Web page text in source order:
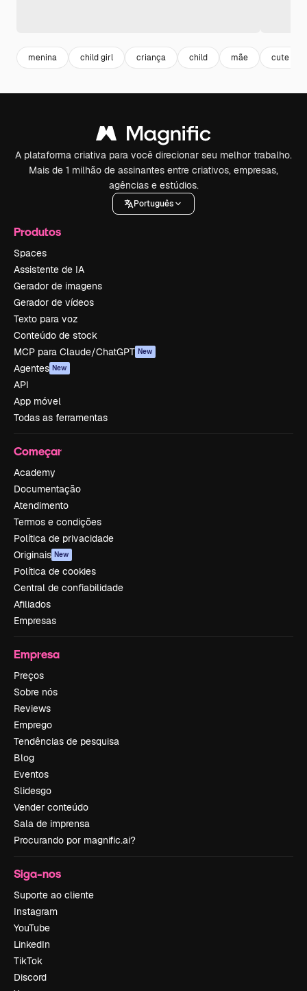
menina child girl criança child mãe cute girl
A plataforma criativa para você direcionar seu melhor trabalho.
Mais de 1 milhão de assinantes entre criativos, empresas,
agências e estúdios.
Português
Produtos
Spaces
Assistente de IA
Gerador de imagens
Gerador de vídeos
Texto para voz
Conteúdo de stock
MCP para Claude/ChatGPT New
Agentes New
API
App móvel
Todas as ferramentas
Começar
Academy
Documentação
Atendimento
Termos e condições
Política de privacidade
Originais New
Política de cookies
Central de confiabilidade
Afiliados
Empresas
Empresa
Preços
Sobre nós
Reviews
Emprego
Tendências de pesquisa
Blog
Eventos
Slidesgo
Vender conteúdo
Sala de imprensa
Procurando por magnific.ai?
Siga-nos
Suporte ao cliente
Instagram
YouTube
LinkedIn
TikTok
Discord